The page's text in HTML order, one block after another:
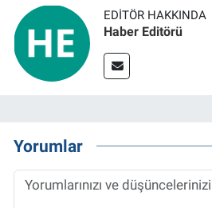
EDITÖR HAKKINDA
Haber Editörü
Yorumlar